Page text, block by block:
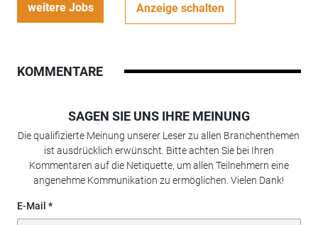
weitere Jobs Anzeige schalten
KOMMENTARE
SAGEN SIE UNS IHRE MEINUNG
Die qualifizierte Meinung unserer Leser zu allen Branchenthemen
ist ausdrücklich erwünscht. Bitte achten Sie bei Ihren
Kommentaren auf die Netiquette, um allen Teilnehmern eine
angenehme Kommunikation zu ermöglichen. Vielen Dank!
E-Mail